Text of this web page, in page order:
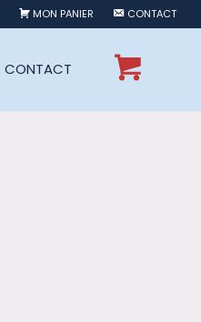
MON PANIER CONTACT
CONTACT